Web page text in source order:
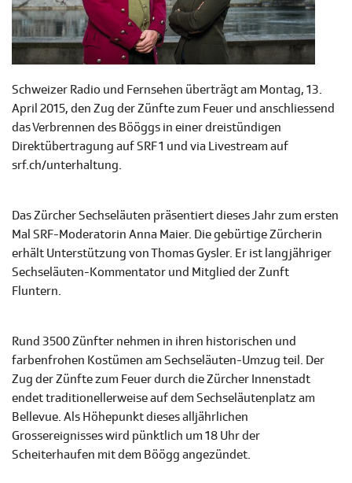
Schweizer Radio und Fernsehen überträgt am Montag, 13.
April 2015, den Zug der Zünfte zum Feuer und anschliessend
das Verbrennen des Bööggs in einer dreistündigen
Direktübertragung auf SRF 1 und via Livestream auf
srf.ch/unterhaltung.
Das Zürcher Sechseläuten präsentiert dieses Jahr zum ersten
Mal SRF-Moderatorin Anna Maier. Die gebürtige Zürcherin
erhält Unterstützung von Thomas Gysler. Er ist langjähriger
Sechseläuten-Kommentator und Mitglied der Zunft
Fluntern.
Rund 3500 Zünfter nehmen in ihren historischen und
farbenfrohen Kostümen am Sechseläuten-Umzug teil. Der
Zug der Zünfte zum Feuer durch die Zürcher Innenstadt
endet traditionellerweise auf dem Sechseläutenplatz am
Bellevue. Als Höhepunkt dieses alljährlichen
Grossereignisses wird pünktlich um 18 Uhr der
Scheiterhaufen mit dem Böögg angezündet.